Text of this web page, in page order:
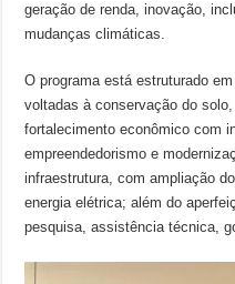
geração de renda, inovação,
mudanças climáticas.
O programa está estruturado
voltadas à conservação do
fortalecimento econômico com
empreendedorismo e
infraestrutura, com ampliação
energia elétrica; além do
pesquisa, assistência técnica,